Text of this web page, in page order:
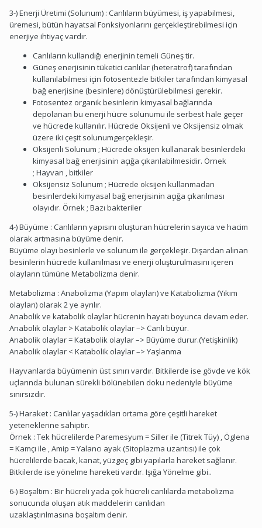
3-) Enerji Üretimi (Solunum) : Canlıların büyümesi, iş yapabilmesi,
üremesi, bütün hayatsal Fonksiyonlarını gerçekleştirebilmesi için
enerjiye ihtiyaç vardır.
Canlıların kullandığı enerjinin temeli Güneş tir.
Güneş enerjisinin tüketici canlılar (heteratrof) tarafından
kullanılabilmesi için fotosentezle bitkiler tarafından kimyasal
bağ enerjisine (besinlere) dönüştürülebilmesi gerekir.
Fotosentez organik besinlerin kimyasal bağlarında
depolanan bu enerji hücre solunumu ile serbest hale geçer
ve hücrede kullanılır. Hücrede Oksijenli ve Oksijensiz olmak
üzere iki çeşit solunumgerçekleşir.
Oksijenli Solunum ; Hücrede oksijen kullanarak besinlerdeki
kimyasal bağ enerjisinin açığa çıkarılabilmesidir. Örnek
; Hayvan , bitkiler
Oksijensiz Solunum ; Hücrede oksijen kullanmadan
besinlerdeki kimyasal bağ enerjisinin açığa çıkarılması
olayıdır. Örnek ; Bazı bakteriler
4-) Büyüme : Canlıların yapısını oluşturan hücrelerin sayıca ve hacim
olarak artmasına büyüme denir.
Büyüme olayı besinlerle ve solunum ile gerçekleşir. Dışardan alınan
besinlerin hücrede kullanılması ve enerji oluşturulmasını içeren
olayların tümüne Metabolizma denir.
Metabolizma : Anabolizma (Yapım olayları) ve Katabolizma (Yıkım
olayları) olarak 2 ye ayrılır.
Anabolik ve katabolik olaylar hücrenin hayatı boyunca devam eder.
Anabolik olaylar > Katabolik olaylar –> Canlı büyür.
Anabolik olaylar = Katabolik olaylar –> Büyüme durur.(Yetişkinlik)
Anabolik olaylar < Katabolik olaylar –> Yaşlanma
Hayvanlarda büyümenin üst sınırı vardır. Bitkilerde ise gövde ve kök
uçlarında bulunan sürekli bölünebilen doku nedeniyle büyüme
sınırsızdır.
5-) Haraket : Canlılar yaşadıkları ortama göre çeşitli hareket
yeteneklerine sahiptir.
Örnek : Tek hücrelilerde Paremesyum = Siller ile (Titrek Tüy) , Öglena
= Kamçı ile , Amip = Yalancı ayak (Sitoplazma uzantısı) ile çok
hücrelilerde bacak, kanat, yüzgeç gibi yapılarla hareket sağlanır.
Bitkilerde ise yönelme hareketi vardır. Işığa Yönelme gibi..
6-) Boşaltım : Bir hücreli yada çok hücreli canlılarda metabolizma
sonucunda oluşan atık maddelerin canlıdan
uzaklaştırılmasına boşaltım denir.